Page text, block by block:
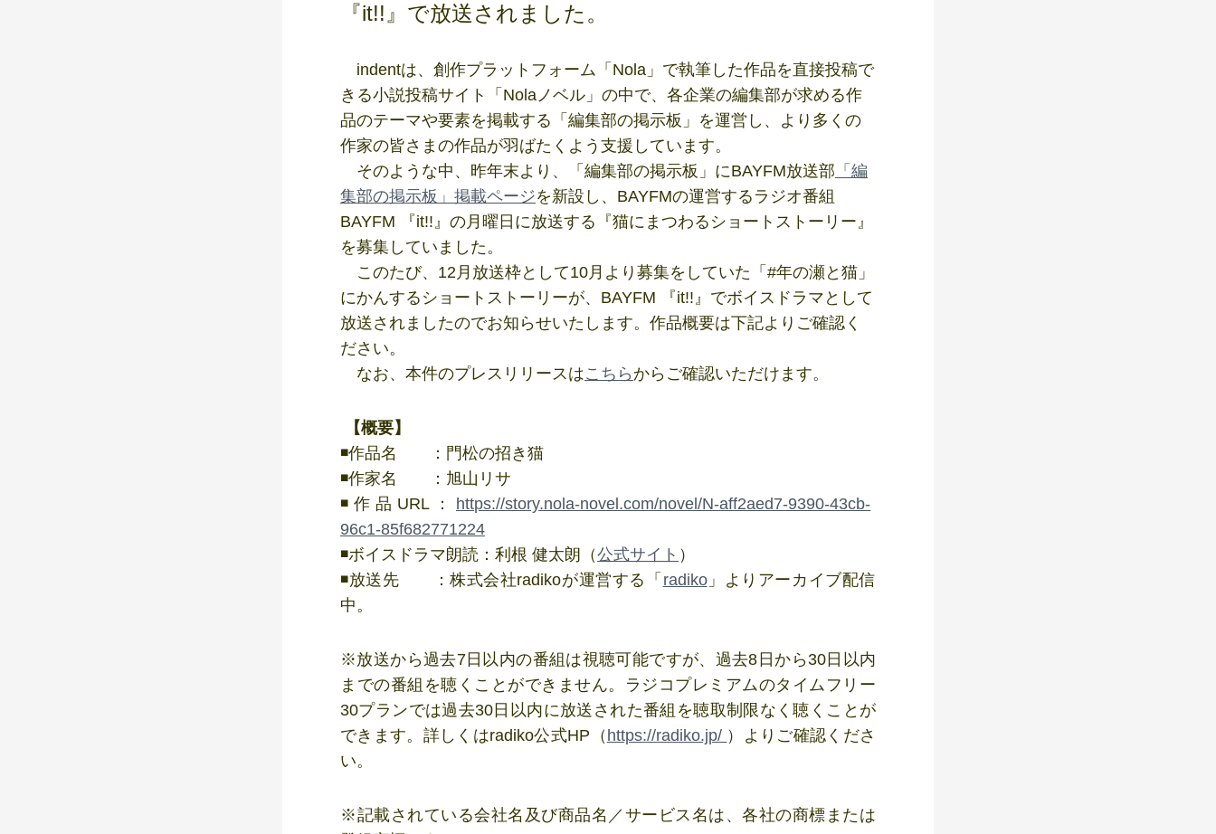
『it!!』で放送されました。
indentは、創作プラットフォーム「Nola」で執筆した作品を直接投稿で
きる小説投稿サイト「Nolaノベル」の中で、各企業の編集部が求める作
品のテーマや要素を掲載する「編集部の掲示板」を運営し、より多くの
作家の皆さまの作品が羽ばたくよう支援しています。
そのような中、昨年末より、「編集部の掲示板」にBAYFM放送部 「編
集部の掲示板」掲載ページを新設し、BAYFMの運営するラジオ番組
BAYFM 『it!!』の月曜日に放送する『猫にまつわるショートストーリー』
を募集していました。
このたび、12月放送枠として10月より募集をしていた「#年の瀬と猫」
にかんするショートストーリーが、BAYFM 『it!!』でボイスドラマとして
放送されましたのでお知らせいたします。作品概要は下記よりご確認く
ださい。
なお、本件のプレスリリースはこちらからご確認いただけます。
【概要】
◾️作品名 ：門松の招き猫
◾️作家名 ：旭山リサ
◾️作品URL： https://story.nola-novel.com/novel/N-aff2aed7-9390-43cb-
96c1-85f682771224
◾️ボイスドラマ朗読：利根 健太朗（公式サイト ）
◾️放送先 ：株式会社radikoが運営する「 radiko」よりアーカイブ配信
中。
※放送から過去7日以内の番組は視聴可能ですが、過去8日から30日以内
までの番組を聴くことができません。ラジコプレミアムのタイムフリー
30プランでは過去30日以内に放送された番組を聴取制限なく聴くことが
できます。詳しくはradiko公式HP（ https://radiko.jp/ ）よりご確認くださ
い。
※記載されている会社名及び商品名／サービス名は、各社の商標または